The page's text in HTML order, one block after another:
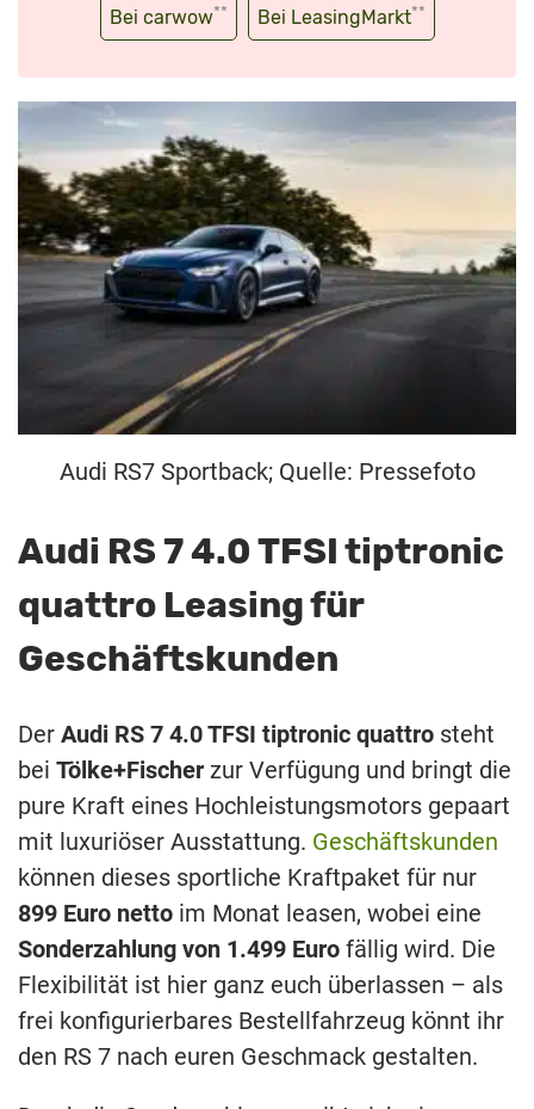
Bei carwow** Bei LeasingMarkt**
Audi RS7 Sportback; Quelle: Pressefoto
Audi RS 7 4.0 TFSI tiptronic
quattro Leasing für
Geschäftskunden
Der Audi RS 7 4.0 TFSI tiptronic quattro steht
bei Tölke+Fischer zur Verfügung und bringt die
pure Kraft eines Hochleistungsmotors gepaart
mit luxuriöser Ausstattung. Geschäftskunden
können dieses sportliche Kraftpaket für nur
899 Euro netto im Monat leasen, wobei eine
Sonderzahlung von 1.499 Euro fällig wird. Die
Flexibilität ist hier ganz euch überlassen – als
frei konfigurierbares Bestellfahrzeug könnt ihr
den RS 7 nach euren Geschmack gestalten.